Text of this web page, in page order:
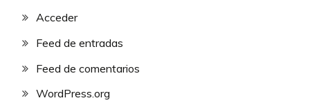
Acceder
Feed de entradas
Feed de comentarios
WordPress.org